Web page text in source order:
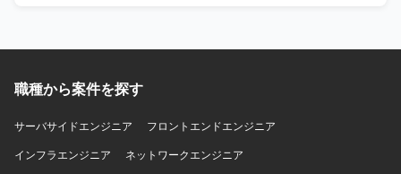
適したポジションです。 【ポジションの魅力】 障害福祉領
域向けのSaaS開発に携わることで、社会的意義の高いサー
ンドの設計から実装、運用まで一気通貫で関われるため、
裁量を持って技術選定やアーキテクチャ設計に関与してい
職種から案件を探す
サーバサイドエンジニア
フロントエンドエンジニア
インフラエンジニア
ネットワークエンジニア